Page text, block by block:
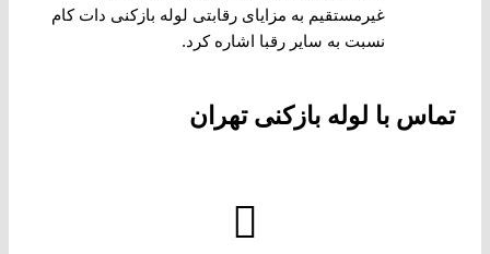
غیرمستقیم به مزایای رقابتی لوله بازکنی دات کام
نسبت به سایر رقبا اشاره کرد.
تماس با لوله بازکنی تهران